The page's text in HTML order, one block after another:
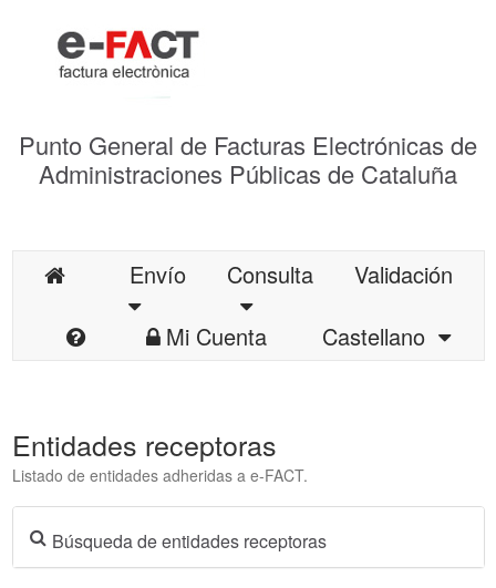
Punto General de Facturas Electrónicas de
Administraciones Públicas de Cataluña
Envío Consulta
Validación
Mi Cuenta
Castellano
Entidades receptoras
Listado de entidades adheridas a e-FACT.
Búsqueda de entidades receptoras